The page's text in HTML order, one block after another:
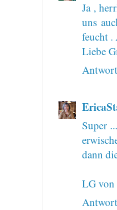
Ja ,
uns
feucht
Liebe
Super
dann
LG